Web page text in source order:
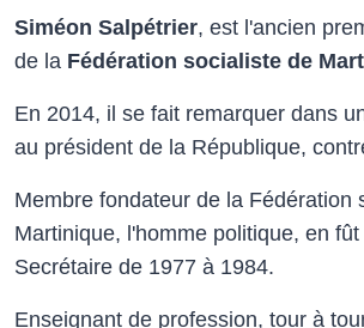
Siméon Salpétrier, est l'ancien
de la Fédération socialiste de
En 2014, il se fait remarquer dans
au président de la République,
Membre fondateur de la Fédération
Martinique, l'homme politique, en
Secrétaire de 1977 à 1984.
Enseignant de profession, tour à